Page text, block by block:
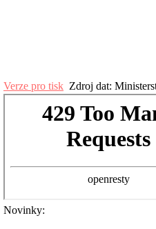
Verze pro tisk Zdroj dat:
Novinky: